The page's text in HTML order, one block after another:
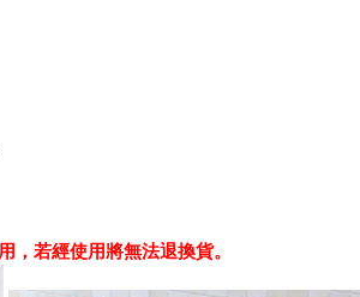
若經使用將無法退換貨。